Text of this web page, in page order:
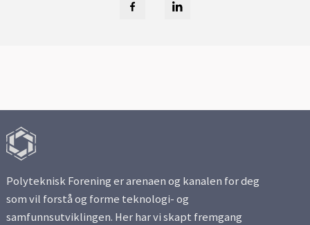
Polyteknisk Forening er arenaen og kanalen for deg
som vil forstå og forme teknologi- og
samfunnsutviklingen. Her har vi skapt fremgang